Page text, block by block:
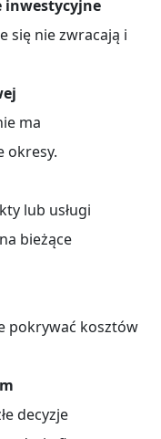
inwestycyjne
się nie zwracają i
ma
okresy.
lub usługi
bieżące
pokrywać kosztów
decyzje